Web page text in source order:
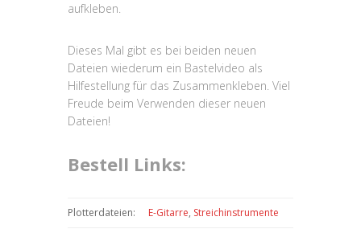
aufkleben.
Dieses Mal gibt es bei beiden neuen
Dateien wiederum ein Bastelvideo als
Hilfestellung für das Zusammenkleben. Viel
Freude beim Verwenden dieser neuen
Dateien!
Bestell Links:
Plotterdateien: E-Gitarre, Streichinstrumente